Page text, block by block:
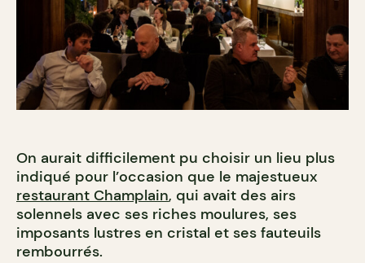
On aurait difficilement pu choisir un lieu plus
indiqué pour l’occasion que le majestueux
restaurant Champlain, qui avait des airs
solennels avec ses riches moulures, ses
imposants lustres en cristal et ses fauteuils
rembourrés.